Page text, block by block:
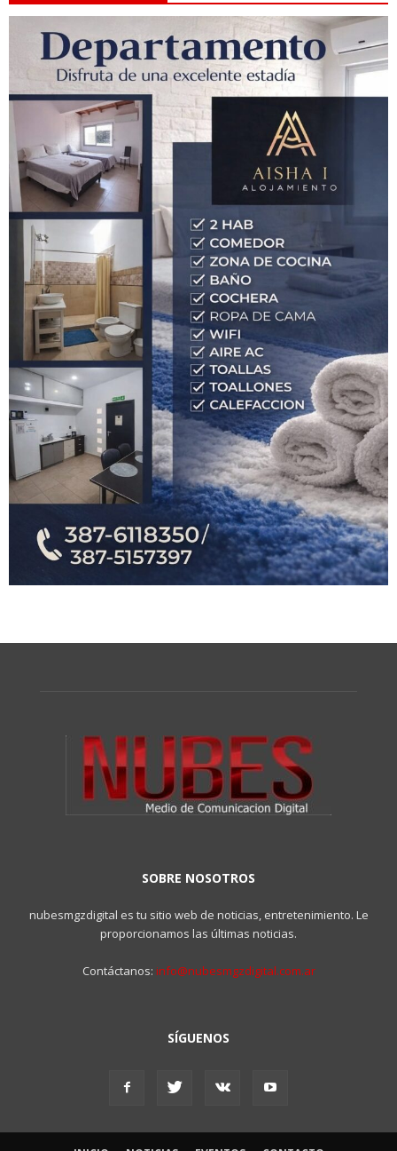
SOBRE NOSOTROS
nubesmgzdigital es tu sitio web de noticias, entretenimiento. Le
proporcionamos las últimas noticias.
Contáctanos: info@nubesmgzdigital.com.ar
SÍGUENOS